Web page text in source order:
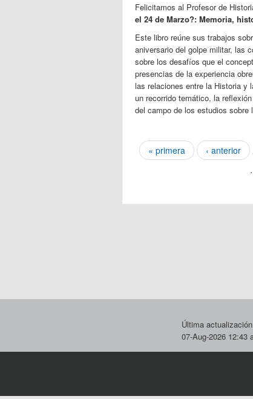
Felicitamos al Profesor de
el 24 de Marzo?: Memoria,
Este libro reúne sus trabajos
aniversario del golpe militar, las
sobre los desafíos que el
presencias de la experiencia
las relaciones entre la Historia y
un recorrido temático, la
del campo de los estudios
Páginas
« primera ‹ anterior
Última
07-Aug-2026 12:43